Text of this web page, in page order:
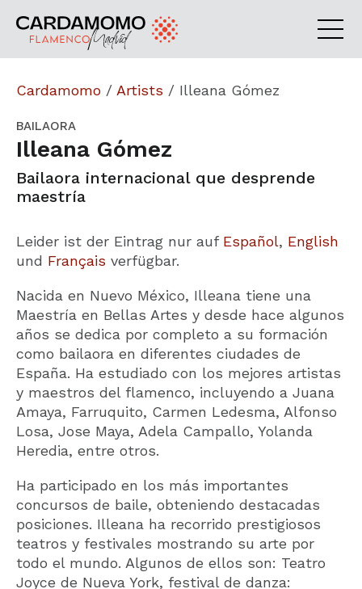
Cardamomo / Artists / Illeana Gómez
BAILAORA
Illeana Gómez
Bailaora internacional que desprende
maestría
Leider ist der Eintrag nur auf Español, English
und Français verfügbar.
Nacida en Nuevo México, Illeana tiene una
Maestría en Bellas Artes y desde hace algunos
años se dedica por completo a su formación
como bailaora en diferentes ciudades de
España. Ha estudiado con los mejores artistas
y maestros del flamenco, incluyendo a Juana
Amaya, Farruquito, Carmen Ledesma, Alfonso
Losa, Jose Maya, Adela Campallo, Yolanda
Heredia, entre otros.
Ha participado en los más importantes
concursos de baile, obteniendo destacadas
posiciones. Illeana ha recorrido prestigiosos
teatros y festivales mostrando su arte por
todo el mundo. Algunos de ellos son: Teatro
Joyce de Nueva York, festival de danza: